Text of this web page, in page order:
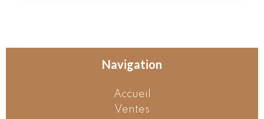
Navigation
Accueil
Ventes